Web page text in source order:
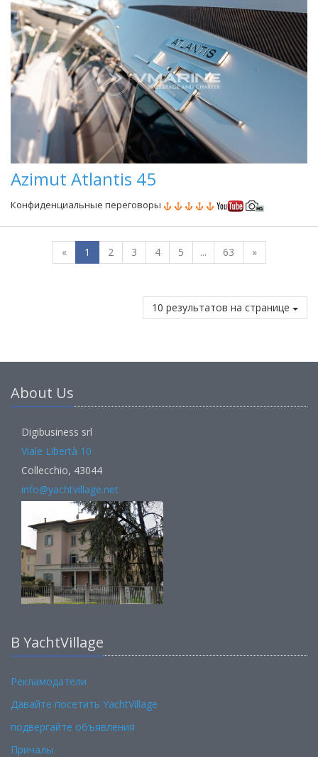
Azimut Atlantis 45
Конфиденциальные переговоры
« 1 2 3 4 5 ... 63 »
10 результатов на странице
About Us
Digibusiness srl
Viale Libertà 10
Collecchio, 43044
info@yachtvillage.net
В YachtVillage
Рекламодатели
Давайте посетить YachtVillage
подвергайте объявления
Причалы